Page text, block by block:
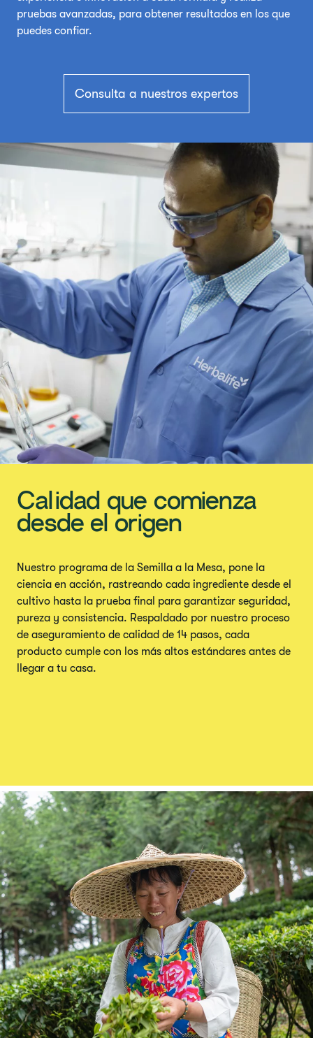
pruebas avanzadas, para obtener resultados en los que
puedes confiar.
Consulta a nuestros expertos
Calidad que comienza
desde el origen
Nuestro programa de la Semilla a la Mesa, pone la
ciencia en acción, rastreando cada ingrediente desde el
cultivo hasta la prueba final para garantizar seguridad,
pureza y consistencia. Respaldado por nuestro proceso
de aseguramiento de calidad de 14 pasos, cada
producto cumple con los más altos estándares antes de
llegar a tu casa.